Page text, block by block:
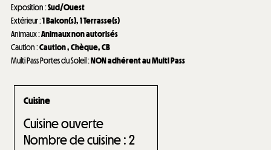
Exposition:Sud/Ouest
Extérieur:1Balcon(s) 1Terrasse(s)
Animaux:Animaux non autorisés
Caution:Caution Chèque CB
Multi Pass Portes du Soleil :NON adhérent au Multi Pass
Cuisine
Cuisine ouverte
Nombre de cuisine :2